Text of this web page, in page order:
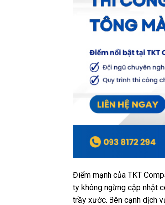
Điểm mạnh của TKT
ty không ngừng cập nhật
trầy xước. Bên cạnh dịch